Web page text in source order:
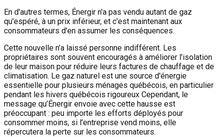
En d'autres termes, Énergir n'a pas vendu autant de gaz
qu'espéré, à un prix inférieur, et c'est maintenant aux
consommateurs d'en assumer les conséquences.
Cette nouvelle n’a laissé personne indifférent. Les
propriétaires sont souvent encouragés à améliorer l’isolation
de leur maison pour réduire leurs factures de chauffage et de
climatisation. Le gaz naturel est une source d'énergie
essentielle pour plusieurs ménages québécois, en particulier
pendant les hivers québécois rigoureux Cependant, le
message qu’Énergir envoie avec cette hausse est
préoccupant : peu importe les efforts déployés pour
consommer moins, si l’entreprise vend moins, elle
répercutera la perte sur les consommateurs.